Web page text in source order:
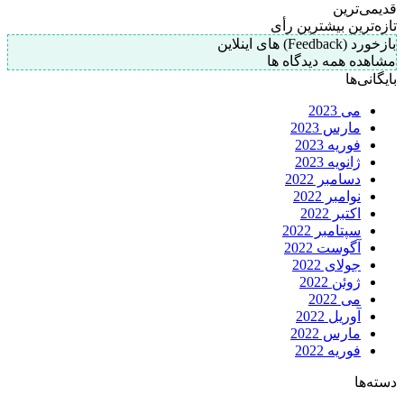
قدیمی‌ترین
تازه‌ترین بیشترین رأی
بازخورد (Feedback) های اینلاین
مشاهده همه دیدگاه ها
بایگانی‌ها
می 2023
مارس 2023
فوریه 2023
ژانویه 2023
دسامبر 2022
نوامبر 2022
اکتبر 2022
سپتامبر 2022
آگوست 2022
جولای 2022
ژوئن 2022
می 2022
آوریل 2022
مارس 2022
فوریه 2022
دسته‌ها